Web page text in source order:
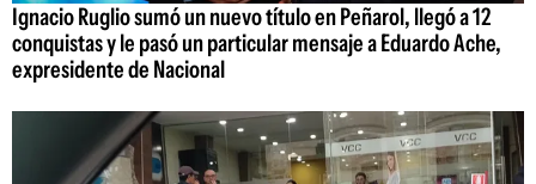
Ignacio Ruglio sumó un nuevo título en Peñarol, llegó a 12
conquistas y le pasó un particular mensaje a Eduardo Ache,
expresidente de Nacional